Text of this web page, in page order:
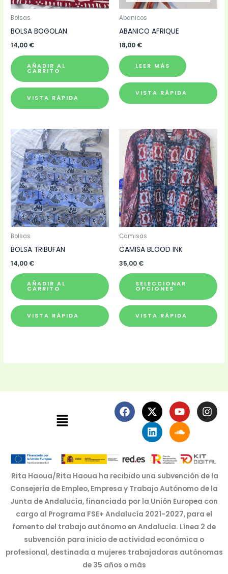
Bolsas
BOLSA BOGOLAN
14,00 €
AÑADIR AL
CARRITO
VISTA RÁPIDA
Abanicos
ABANICO AFRIQUE
18,00 €
LEER MÁS
VISTA RÁPIDA
Bolsas
BOLSA TRIBUFAN
14,00 €
AÑADIR AL
CARRITO
VISTA RÁPIDA
Camisas
CAMISA BLOOD INK
35,00 €
SELECCIONAR
OPCIONES
Las
se
VISTA RÁPIDA
Menú
F
a
c
o
o
k
X
-
t
w
i
t
t
e
r
Y
o
u
t
u
b
e
I
n
s
g
r
a
m
L
i
n
k
e
d
i
n
S
o
u
n
d
c
o
u
d
Rita Haoua/Rita Haoua ha recibido una subvención de la
Consejería de Empleo, Empresa y Trabajo Autónomo de la
Junta de Andalucía, financiada por la Unión Europea con
cargo al Programa FSE+ Andalucía 2021-2027, para el
fomento del trabajo autónomo en Andalucía. Línea 2 de
subvención para inicio de actividad económica o
profesional, destinada a mujeres trabajadoras autónomas
de 35 años o más